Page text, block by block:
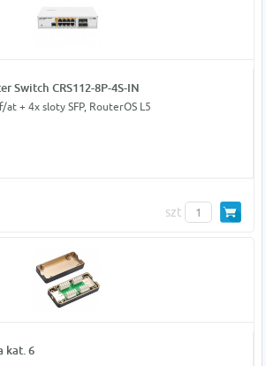
Switch CRS112-8P-4S-IN
+ 4x sloty SFP, RouterOS L5
szt
kat. 6